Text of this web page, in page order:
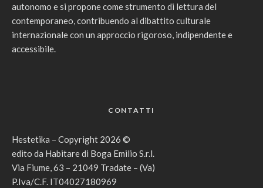
autonomo e si propone come strumento di lettura del
contemporaneo, contribuendo al dibattito culturale
internazionale con un approccio rigoroso, indipendente e
accessibile.
CONTATTI
Hestetika – Copyright 2026 ©
edito da Habitare di Boga Emilio S.r.l.
Via Fiume, 63 – 21049 Tradate – (Va)
P.Iva/C.F. IT04027180969